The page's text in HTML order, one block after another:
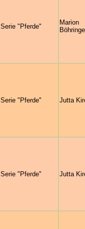
Serie "Pferde"
Marion
Serie "Pferde" Jutta
Serie "Pferde" Jutta